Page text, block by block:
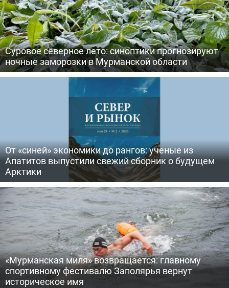
Суровое северное лето: синоптики прогнозируют
ночные заморозки в Мурманской области
От «синей» экономики до рангов: ученые из
Апатитов выпустили свежий сборник о будущем
Арктики
«Мурманская миля» возвращается: главному
спортивному фестивалю Заполярья вернут
историческое имя